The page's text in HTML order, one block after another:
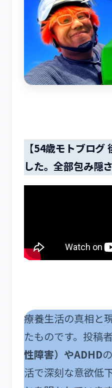
【54歳モトブロ
した。全部包み隠
療養生活の真相と
たものです。投稿
性障害）やADHD
活で深刻な意欲低